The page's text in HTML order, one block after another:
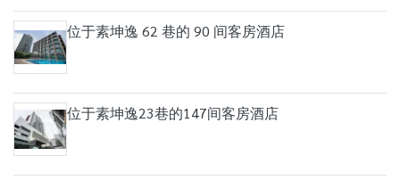
位于素坤逸 62 巷的 90 间客房酒店
位于素坤逸23巷的147间客房酒店